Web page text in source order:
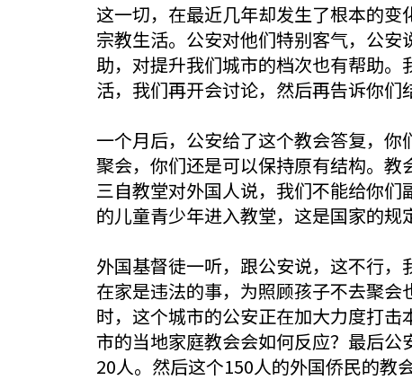
这一切，在最近几年却发生了根本的
宗教生活。公安对他们特别客气，公
助，对提升我们城市的档次也有帮助
活，我们再开会讨论，然后再告诉你们
一个月后，公安给了这个教会答复，
聚会，你们还是可以保持原有结构。教
三自教堂对外国人说，我们不能给你
的儿童青少年进入教堂，这是国家的规
外国基督徒一听，跟公安说，这不行
在家是违法的事，为照顾孩子不去聚
时，这个城市的公安正在加大力度打
市的当地家庭教会会如何反应？最后
20人。然后这个150人的外国侨民的教